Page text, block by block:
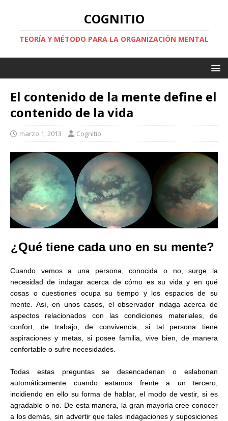
COGNITIO
TEORÍA Y MÉTODO PARA LA ORGANIZACIÓN MENTAL
El contenido de la mente define el
contenido de la vida
marzo 1, 2013 Cognitio
¿Qué tiene cada uno en su mente?
Cuando vemos a una persona, conocida o no, surge la
necesidad de indagar acerca de cómo es su vida y en qué
cosas o cuestiones ocupa su tiempo y los espacios de su
mente. Así, en unos casos, el observador indaga acerca de
aspectos relacionados con las condiciones materiales, de
confort, de trabajo, de convivencia, si tal persona tiene
aspiraciones y metas, si posee familia, vive bien, de manera
confortable o sufre necesidades.
Todas estas preguntas se desencadenan o eslabonan
automáticamente cuando estamos frente a un tercero,
incidiendo en ello su forma de hablar, el modo de vestir, si es
agradable o no. De esta manera, la gran mayoría cree conocer
a los demás, sin advertir que tales indagaciones y suposiciones